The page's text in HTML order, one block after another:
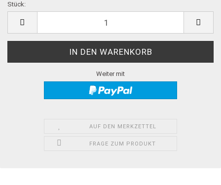
Stück:
Weiter mit
AUF DEN MERKZETTEL
FRAGE ZUM PRODUKT